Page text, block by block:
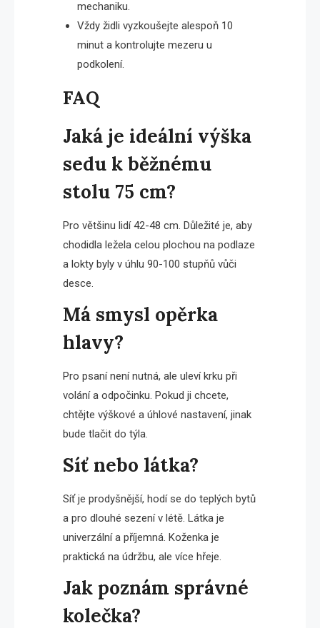
mechaniku.
Vždy židli vyzkoušejte alespoň 10
minut a kontrolujte mezeru u
podkolení.
FAQ
Jaká je ideální výška
sedu k běžnému
stolu 75 cm?
Pro většinu lidí 42-48 cm. Důležité je, aby
chodidla ležela celou plochou na podlaze
a lokty byly v úhlu 90-100 stupňů vůči
desce.
Má smysl opěrka
hlavy?
Pro psaní není nutná, ale uleví krku při
volání a odpočinku. Pokud ji chcete,
chtějte výškové a úhlové nastavení, jinak
bude tlačit do týla.
Síť nebo látka?
Síť je prodyšnější, hodí se do teplých bytů
a pro dlouhé sezení v létě. Látka je
univerzální a příjemná. Koženka je
praktická na údržbu, ale více hřeje.
Jak poznám správné
kolečka?